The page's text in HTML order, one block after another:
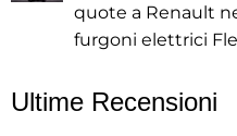
quote a Renault
furgoni elettrici
Ultime Recensioni